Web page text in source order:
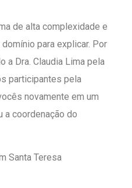
de alta complexidade e
para explicar. Por
a Dra. Claudia Lima pela
participantes pela
novamente em um
a coordenação do
Santa Teresa